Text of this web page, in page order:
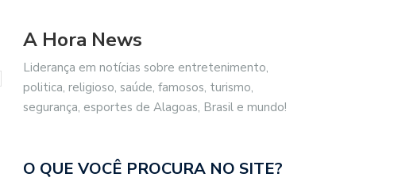
A Hora News
Liderança em notícias sobre entretenimento,
politica, religioso, saúde, famosos, turismo,
segurança, esportes de Alagoas, Brasil e mundo!
O QUE VOCÊ PROCURA NO SITE?